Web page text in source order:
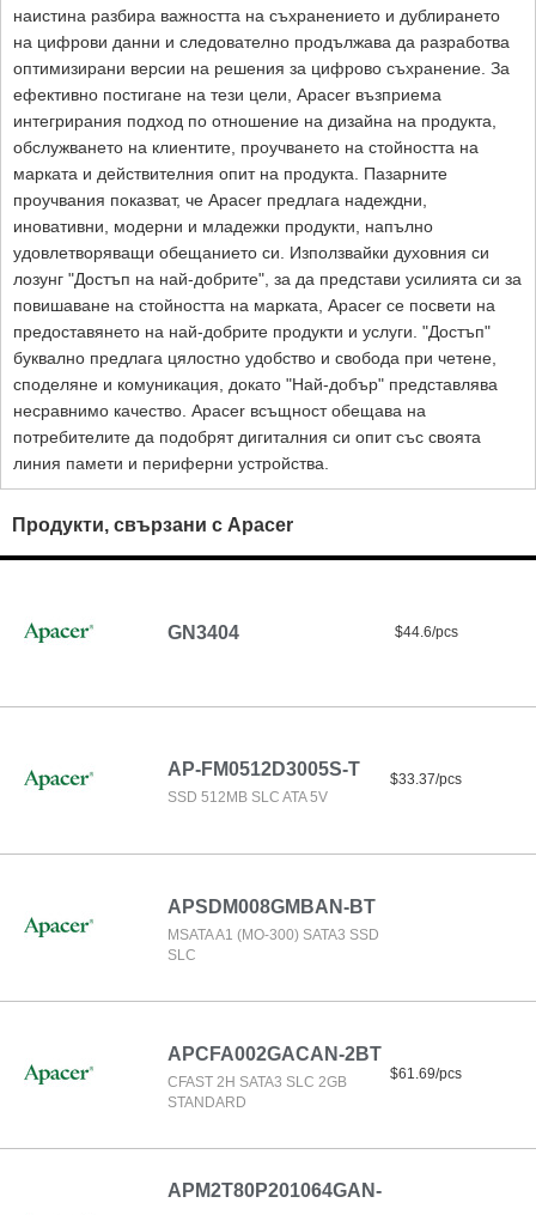
наистина разбира важността на съхранението и дублирането
на цифрови данни и следователно продължава да разработва
оптимизирани версии на решения за цифрово съхранение. За
ефективно постигане на тези цели, Apacer възприема
интегрирания подход по отношение на дизайна на продукта,
обслужването на клиентите, проучването на стойността на
марката и действителния опит на продукта. Пазарните
проучвания показват, че Apacer предлага надеждни,
иновативни, модерни и младежки продукти, напълно
удовлетворяващи обещанието си. Използвайки духовния си
лозунг "Достъп на най-добрите", за да представи усилията си за
повишаване на стойността на марката, Apacer се посвети на
предоставянето на най-добрите продукти и услуги. "Достъп"
буквално предлага цялостно удобство и свобода при четене,
споделяне и комуникация, докато "Най-добър" представлява
несравнимо качество. Apacer всъщност обещава на
потребителите да подобрят дигиталния си опит със своята
линия памети и периферни устройства.
Продукти, свързани с Apacer
GN3404 $44.6/pcs
AP-FM0512D3005S-T
SSD 512MB SLC ATA 5V
$33.37/pcs
APSDM008GMBAN-BT
MSATA A1 (MO-300) SATA3 SSD
SLC
APCFA002GACAN-2BT
CFAST 2H SATA3 SLC 2GB
STANDARD
$61.69/pcs
APM2T80P201064GAN-